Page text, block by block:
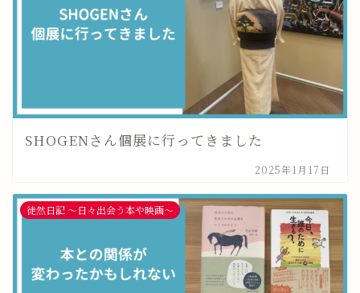
SHOGENさん個展に行ってきました
2025年1月17日
徒然日記 〜日々出会う本や映画〜